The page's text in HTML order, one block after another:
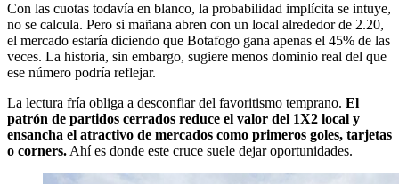
Con las cuotas todavía en blanco, la probabilidad implícita se intuye,
no se calcula. Pero si mañana abren con un local alrededor de 2.20,
el mercado estaría diciendo que Botafogo gana apenas el 45% de las
veces. La historia, sin embargo, sugiere menos dominio real del que
ese número podría reflejar.
La lectura fría obliga a desconfiar del favoritismo temprano. El
patrón de partidos cerrados reduce el valor del 1X2 local y
ensancha el atractivo de mercados como primeros goles, tarjetas
o corners.Ahí es donde este cruce suele dejar oportunidades.